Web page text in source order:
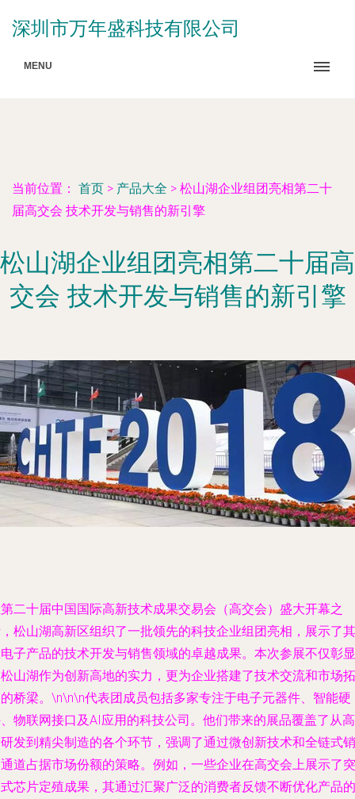
深圳市万年盛科技有限公司
MENU
当前位置： 首页 > 产品大全 > 松山湖企业组团亮相第二十
届高交会 技术开发与销售的新引擎
松山湖企业组团亮相第二十届高
交会 技术开发与销售的新引擎
二十届中国国际高新技术成果交易会（高交会）盛大开幕之
松山湖高新区组织了一批领先的科技企业组团亮相，展示了其
子产品的技术开发与销售领域的卓越成果。本次参展不仅彰显
山湖作为创新高地的实力，更为企业搭建了技术交流和市场拓
桥梁。\n\n\n代表团成员包括多家专注于电子元器件、智能硬
物联网接口及AI应用的科技公司。他们带来的展品覆盖了从高
发到精尖制造的各个环节，强调了通过微创新技术和全链式销
道占据市场份额的策略。例如，一些企业在高交会上展示了突
芯片定殖成果，其通过汇聚广泛的消费者反馈不断优化产品的